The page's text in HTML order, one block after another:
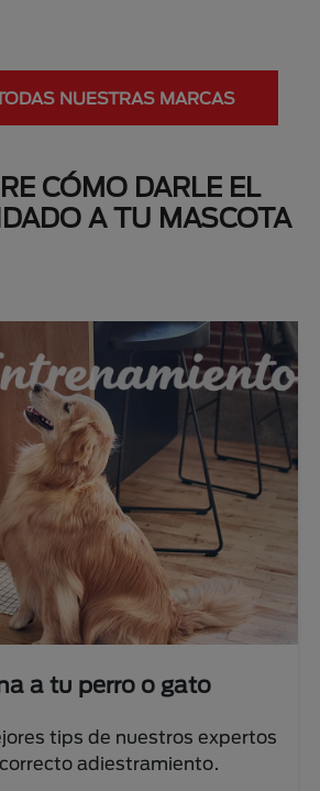
Next
NUESTRAS MARCAS
CÓMO DARLE EL
A TU MASCOTA
a tu perro o gato
tips de nuestros expertos
adiestramiento.